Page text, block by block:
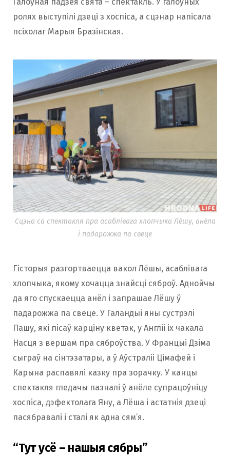
ролях выступілі дзеці з хоспіса, а сцэнар напісала
псіхолаг Марыя Бразінская.
Сцэна са спектакля пра асаблівага хлопчыка Лёшу, анёла
і падарожжа па свеце
Гісторыя разгортваецца вакол Лёшы, асаблівага
хлопчыка, якому хочацца знайсці сяброў. Аднойчы
да яго спускаецца анёл і запрашае Лёшу ў
падарожжа па свеце. У Галандыі яны сустрэлі
Пашу, які пісаў карціну кветак, у Англіі іх чакала
Насця з вершам пра сяброўства. У Францыі Дзіма
сыграў на сінтэзатары, а ў Аўстраліі Цімафей і
Карына распавялі казку пра зорачку. У канцы
спектакля гледачы пазналі ў анёле супрацоўніцу
хоспіса, дэфектолага Яну, а Лёша і астатнія дзеці
пасябравалі і сталі як адна сям’я.
“Тут усё – нашыя сябры”